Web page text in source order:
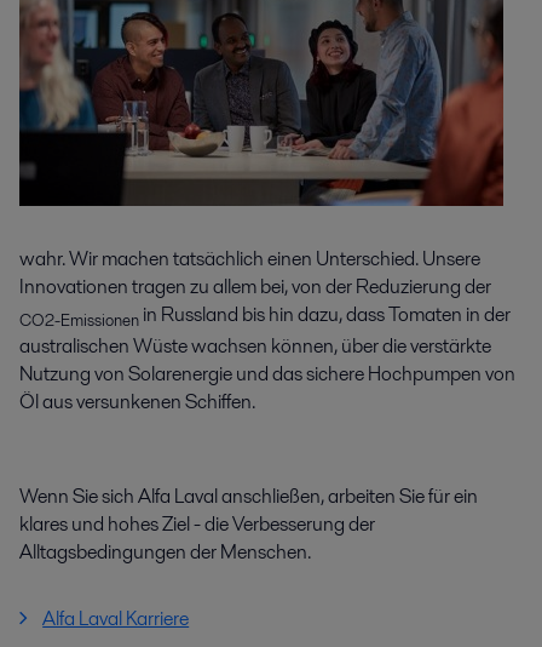
wahr. Wir machen tatsächlich einen Unterschied. Unsere
Innovationen tragen zu allem bei, von der Reduzierung der
CO2-Emissionen in Russland bis hin dazu, dass Tomaten in der
australischen Wüste wachsen können, über die verstärkte
Nutzung von Solarenergie und das sichere Hochpumpen von
Öl aus versunkenen Schiffen.
Wenn Sie sich Alfa Laval anschließen, arbeiten Sie für ein
klares und hohes Ziel - die Verbesserung der
Alltagsbedingungen der Menschen.
Alfa Laval Karriere